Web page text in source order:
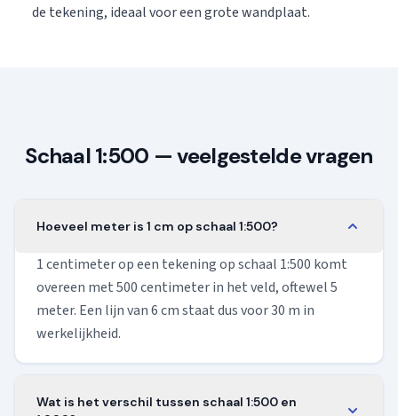
de tekening, ideaal voor een grote wandplaat.
Schaal 1:500 — veelgestelde vragen
Hoeveel meter is 1 cm op schaal 1:500?
1 centimeter op een tekening op schaal 1:500 komt
overeen met 500 centimeter in het veld, oftewel 5
meter. Een lijn van 6 cm staat dus voor 30 m in
werkelijkheid.
Wat is het verschil tussen schaal 1:500 en